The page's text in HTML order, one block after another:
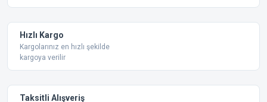
Hızlı Kargo
Kargolarınız en hızlı şekilde
kargoya verilir
Taksitli Alışveriş